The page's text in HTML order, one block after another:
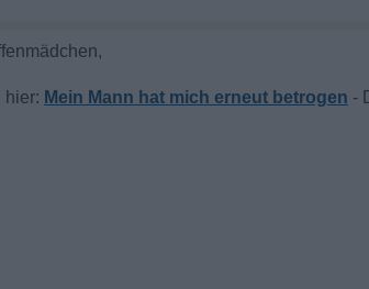
Mein Mann hat mich erneut betrogen